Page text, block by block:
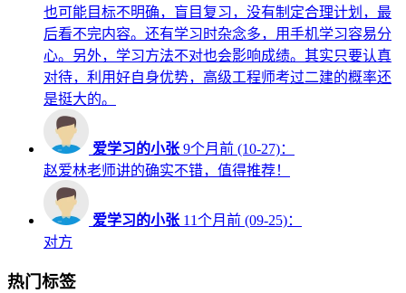
也可能目标不明确，盲目复习，没有制定合理计划，最
后看不完内容。还有学习时杂念多，用手机学习容易分
心。另外，学习方法不对也会影响成绩。其实只要认真
对待，利用好自身优势，高级工程师考过二建的概率还
是挺大的。
爱学习的小张 9个月前 (10-27)：
赵爱林老师讲的确实不错，值得推荐！
爱学习的小张 11个月前 (09-25)：
对方
热门标签